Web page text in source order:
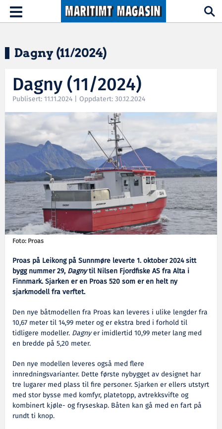
Hopp til hovedinnhold
Toggle
navigation
Dagny (11/2024)
Dagny (11/2024)
Publisert: 11.11.2024 | Oppdatert: 30.12.2024
Foto: Proas
Proas på Leikong på Sunnmøre leverte 1. oktober 2024 sitt
bygg nummer 29, Dagnytil Nilsen Fjordfiske AS fra Alta i
Finnmark. Sjarken er en Proas 520 som er en helt ny
sjarkmodell fra verftet.
Den nye båtmodellen fra Proas kan leveres i ulike lengder fra
10,67 meter til 14,99 meter og er ekstra bred i forhold til
tidligere modeller. Dagnyer imidlertid 10,99 meter lang med
en bredde på 5,20 meter.
Den nye modellen leveres også med flere
innredningsvarianter. Dette første nybygget av designet har
tre lugarer med plass til fire personer. Sjarken er ellers utstyrt
med stor bysse med komfyr, platetopp, avtrekksvifte og
kombinert kjøle- og fryseskap. Båten kan gå med en fart på
rundt ti knop.